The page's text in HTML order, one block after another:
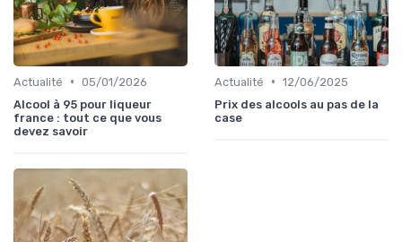
Actualité • 05/01/2026
Alcool à 95 pour liqueur
france : tout ce que vous
devez savoir
Actualité • 12/06/2025
Prix des alcools au pas de la
case